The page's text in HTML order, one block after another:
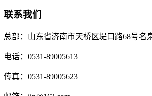
联系我们
总部： 山东省济南市天桥区堤口路68号名
电话： 0531-89005613
传真： 0531-89005623